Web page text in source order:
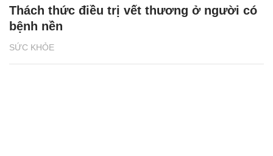
SỨC KHỎE
Thách thức điều trị vết thương ở người có
bệnh nền